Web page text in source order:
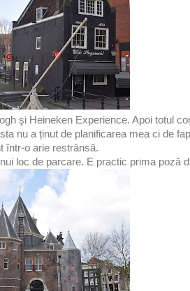
şi Heineken Experience. Apoi totul
nu a ținut de planificarea mea ci de
într-o arie restrânsă.
loc de parcare. E practic prima poză